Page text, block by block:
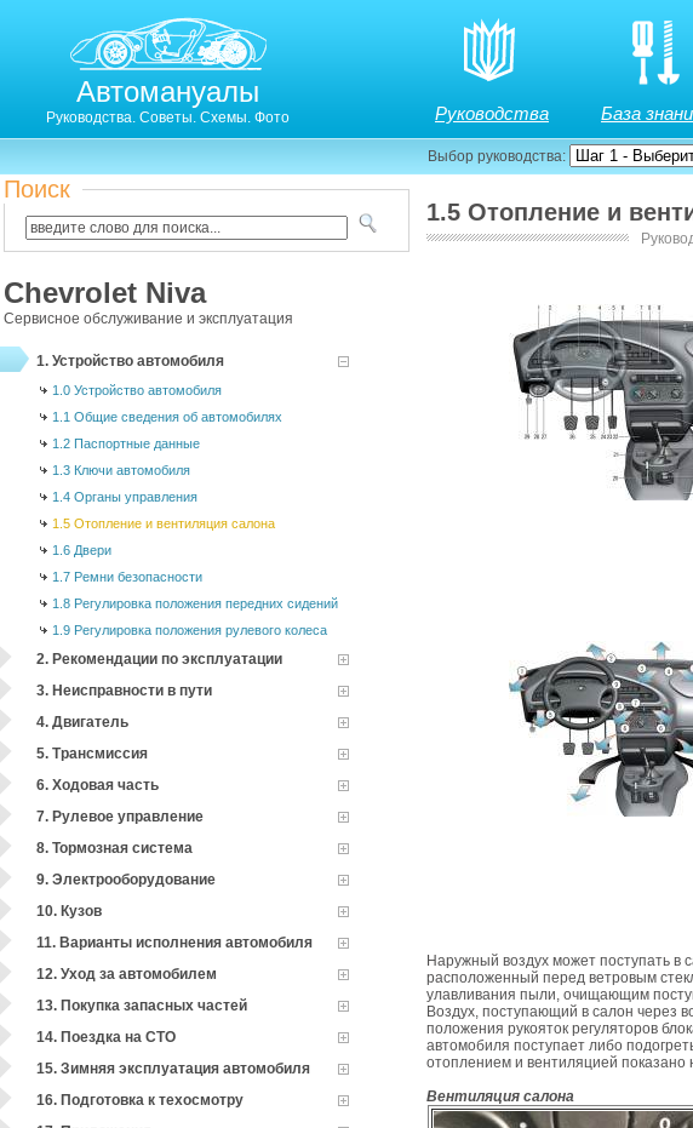
Автомануалы
Руководства. Советы. Схемы. Фото Руководства База
Выбор руководства:
Поиск
Chevrolet Niva
Сервисное обслуживание и эксплуатация
1. Устройство автомобиля
1.0 Устройство автомобиля
1.1 Общие сведения об автомобилях
1.2 Паспортные данные
1.3 Ключи автомобиля
1.4 Органы управления
1.5 Отопление и вентиляция салона
1.6 Двери
1.7 Ремни безопасности
1.8 Регулировка положения передних сидений
1.9 Регулировка положения рулевого колеса
2. Рекомендации по эксплуатации
3. Неисправности в пути
4. Двигатель
5. Трансмиссия
6. Ходовая часть
7. Рулевое управление
8. Тормозная система
9. Электрооборудование
10. Кузов
11. Варианты исполнения автомобиля
12. Уход за автомобилем
13. Покупка запасных частей
14. Поездка на СТО
15. Зимняя эксплуатация автомобиля
16. Подготовка к техосмотру
1.5 Отопление и
Наружный воздух может поступать в
расположенный перед ветровым
улавливания пыли, очищающим
Воздух, поступающий в салон через
положения рукояток регуляторов
автомобиля поступает либо
отоплением и вентиляцией показано
Вентиляция салона